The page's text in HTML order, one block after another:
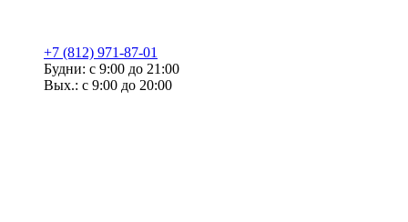
+7 (812) 971-87-01
Будни: с 9:00 до 21:00
Вых.: с 9:00 до 20:00